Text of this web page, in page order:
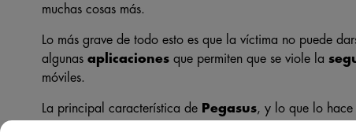
muchas cosas más.
Lo más grave de todo esto es que la víctima no puede
algunas aplicacionesque permiten que se viole la
móviles.
La principal característica de Pegasus, y lo que lo hace